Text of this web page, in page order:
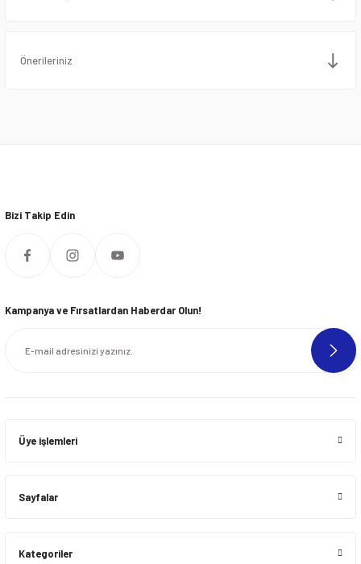
Önerileriniz
Bizi Takip Edin
Kampanya ve Fırsatlardan Haberdar Olun!
Üye işlemleri
Sayfalar
Kategoriler